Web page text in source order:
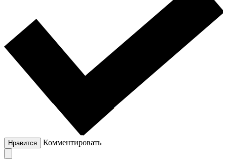
Нравится Комментировать